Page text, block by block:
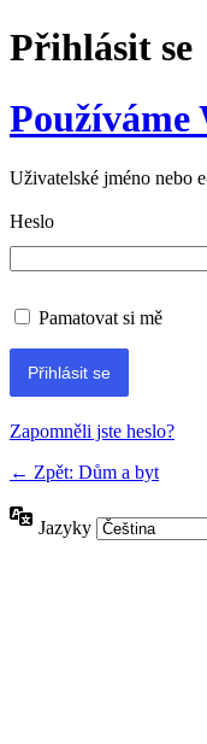
Přihlásit se
Používáme
Uživatelské jméno nebo
Heslo
Pamatovat si mě
Alternative:
Zapomněli jste heslo?
← Zpět: Dům a byt
Jazyky